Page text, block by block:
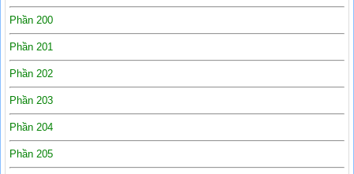
Phần 200
Phần 201
Phần 202
Phần 203
Phần 204
Phần 205